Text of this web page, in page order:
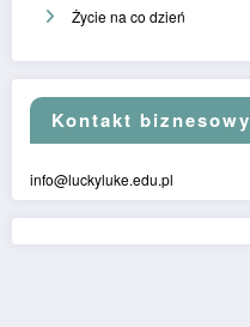
Życie na co dzień
Kontakt biznesowy
info@luckyluke.edu.pl